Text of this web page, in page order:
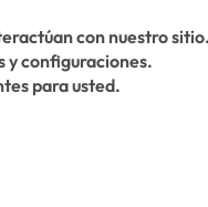
con nuestro
y configuraciones.
para usted.